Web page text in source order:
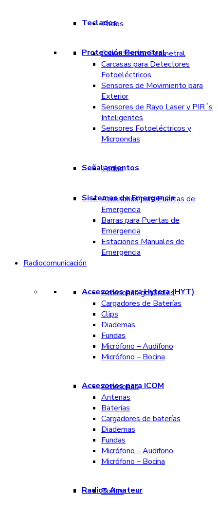
Teclados
Todos
Protección Perimetral
Cable Sensor Perimetral
Carcasas para Detectores
Fotoeléctricos
Sensores de Movimiento para
Exterior
Sensores de Rayo Laser y PIR´s
Inteligentes
Sensores Fotoeléctricos y
Microondas
Señalamientos
Todos
Sistemas de Emergencia
Accesorios para Puertas de
Emergencia
Barras para Puertas de
Emergencia
Estaciones Manuales de
Emergencia
Radiocomunicación
Accesorios para Hytera (HYT)
Accesorios generales
Cargadores de Baterías
Clips
Diademas
Fundas
Micrófono – Audífono
Micrófono – Bocina
Accesorios para ICOM
Accesorios
Antenas
Baterías
Cargadores de baterías
Diademas
Fundas
Micrófono – Audifono
Micrófono – Bocina
Radios Amateur
Todos